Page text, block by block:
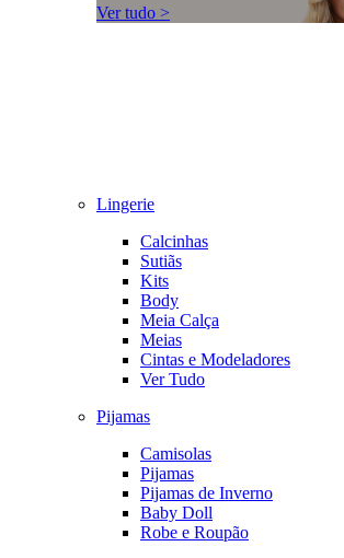
Ver tudo >
Lingerie
Calcinhas
Sutiãs
Kits
Body
Meia Calça
Meias
Cintas e Modeladores
Ver Tudo
Pijamas
Camisolas
Pijamas
Pijamas de Inverno
Baby Doll
Robe e Roupão